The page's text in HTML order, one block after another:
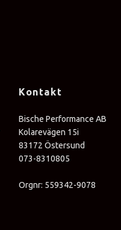
Kontakt
Bische Performance AB
Kolarevägen 15i
83172 Östersund
073-8310805
Orgnr: 559342-9078